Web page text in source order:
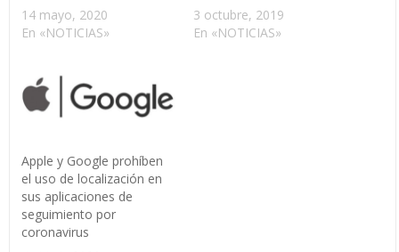
14 mayo, 2020
En «NOTICIAS»
3 octubre, 2019
En «NOTICIAS»
Apple y Google prohíben
el uso de localización en
sus aplicaciones de
seguimiento por
coronavirus